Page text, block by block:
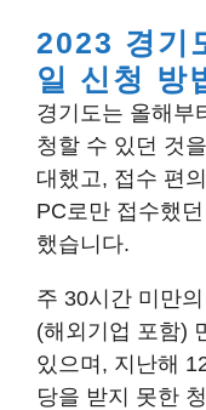
2023 경기
일 신청 방
경기도는 올해부
청할 수 있던 것
대했고, 접수 편
PC로만 접수했
했습니다.
주 30시간 미만
(해외기업 포함)
있으며, 지난해
당을 받지 못한